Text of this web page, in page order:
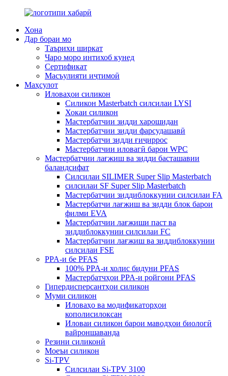
Хона
Дар бораи мо
Таърихи ширкат
Чаро моро интихоб кунед
Сертификат
Масъулияти иҷтимоӣ
Маҳсулот
Иловаҳои силикон
Силикон Masterbatch силсилаи LYSI
Хокаи силикон
Мастербатчии зидди харошидан
Мастербатчии зидди фарсудашавӣ
Мастербатчи зидди ғиҷиррос
Мастербатчии иловагӣ барои WPC
Мастербатчии лағжиш ва зидди басташавии
баландсифат
Силсилаи SILIMER Super Slip Masterbatch
силсилаи SF Super Slip Masterbatch
Мастербатчии зиддиблоккунии силсилаи FA
Мастербатчи лағжиш ва зидди блок барои
филми EVA
Мастербатчии лағжиши паст ва
зиддиблоккунии силсилаи FC
Мастербатчии лағжиш ва зиддиблоккунии
силсилаи FSE
PPA-и бе PFAS
100% PPA-и холис бидуни PFAS
Мастербатчҳои PPA-и ройгони PFAS
Гипердисперсантҳои силикон
Муми силикон
Иловаҳо ва модификаторҳои
кополисилоксан
Иловаи силикон барои маводҳои биологӣ
вайроншаванда
Резини силиконӣ
Моеъи силикон
Si-TPV
Силсилаи Si-TPV 3100